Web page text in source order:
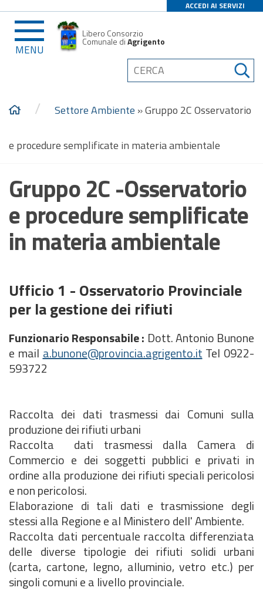
ACCEDI AI SERVIZI
MENU
Libero Consorzio
Comunale diAgrigento
/ Settore Ambiente »Gruppo 2C Osservatorio
e procedure semplificate in materia ambientale
Gruppo 2C -Osservatorio
e procedure semplificate
in materia ambientale
Ufficio 1 - Osservatorio Provinciale
per la gestione dei rifiuti
Funzionario Responsabile : Dott. Antonio Bunone
e mail a.bunone@provincia.agrigento.it Tel 0922-
593722
Raccolta dei dati trasmessi dai Comuni sulla
produzione dei rifiuti urbani
Raccolta dati trasmessi dalla Camera di
Commercio e dei soggetti pubblici e privati in
ordine alla produzione dei rifiuti speciali pericolosi
e non pericolosi.
Elaborazione di tali dati e trasmissione degli
stessi alla Regione e al Ministero dell' Ambiente.
Raccolta dati percentuale raccolta differenziata
delle diverse tipologie dei rifiuti solidi urbani
(carta, cartone, legno, alluminio, vetro etc.) per
singoli comuni e a livello provinciale.